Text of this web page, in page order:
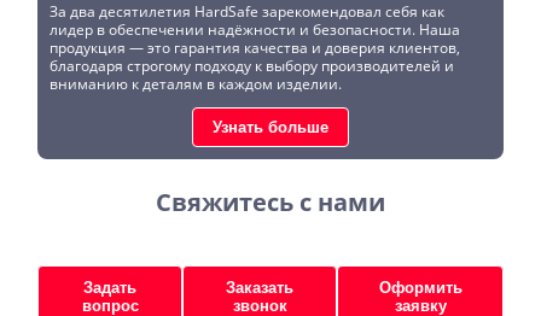
За два десятилетия HardSafe зарекомендовал себя как
лидер в обеспечении надёжности и безопасности. Наша
продукция — это гарантия качества и доверия клиентов,
благодаря строгому подходу к выбору производителей и
вниманию к деталям в каждом изделии.
Узнать больше
Свяжитесь с нами
Задать
вопрос
Заказать
звонок
Оформить
заявку